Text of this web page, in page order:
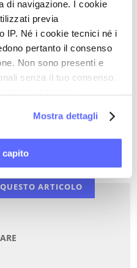
di navigazione. I cookie
previa
IP. Né i cookie tecnici né i
pertanto il consenso
Non sono presenti e
senza il tuo consenso.
Mostra dettagli
capito
Torna a Video Stream
ARTICOLO